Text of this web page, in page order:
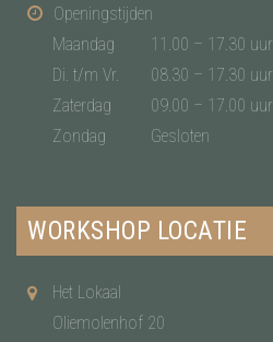
Openingstijden
Maandag
11.00 – 17.30 uur
Di. t/m Vr.
08.30 – 17.30 uur
Zaterdag
09.00 – 17.00 uur
Zondag
Gesloten
WORKSHOP LOCATIE
Het Lokaal
Oliemolenhof 20